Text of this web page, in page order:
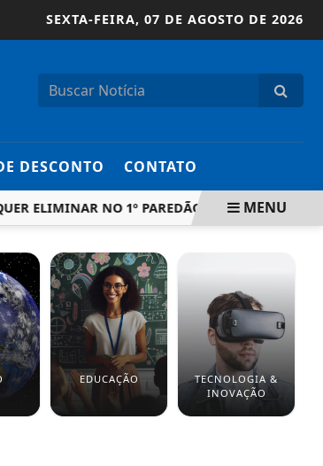
SEXTA-FEIRA, 07 DE AGOSTO DE 2026
DESCONTO CONTATO
NO 1º PAREDÃO? VOTE! ADALTO
MENU
EDUCAÇÃO
TECNOLOGIA &
INOVAÇÃO